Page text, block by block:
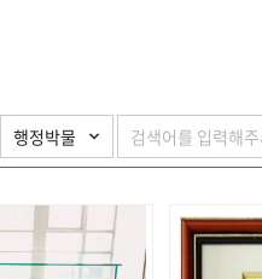
세계와 함께 한 KIHASA